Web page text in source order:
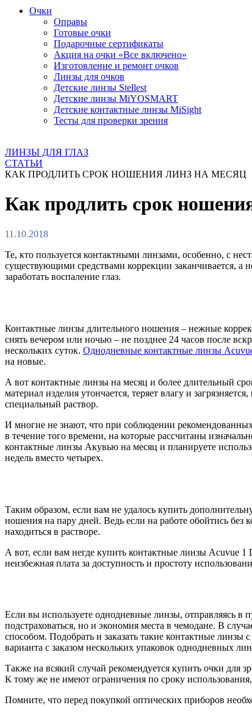
Очки
Оправы
Готовые очки
Подарочные сертификаты
Акция на очки «Все включено»
Изготовление и ремонт очков
Линзы для очков
Детские линзы Stellest
Детские линзы MiYOSMART
Детские контактные линзы MiSight
Тесты для проверки зрения
ЛИНЗЫ ДЛЯ ГЛАЗ
СТАТЬИ
КАК ПРОДЛИТЬ СРОК НОШЕНИЯ ЛИНЗ НА МЕСЯЦ
Как продлить срок
11.10.2018
Те, кто пользуется контактными линзами, особенно, с
существующими средствами коррекции заканчивается, а
заработать воспаление глаз.
Контактные линзы длительного ношения – нежные
снять вечером или ночью – не позднее 24 часов после
нескольких суток. Однодневные контактные линзы
на новые.
А вот контактные линзы на месяц и более длительный
материал изделия утончается, теряет влагу и
специальный раствор.
И многие не знают, что при соблюдении
в течение того времени, на которые рассчитаны
контактные линзы Акувью на месяц и планируете
недель вместо четырех.
Таким образом, если вам не удалось купить
ношения на пару дней. Ведь если на работе обойтись
находиться в растворе.
А вот, если вам негде купить контактные линзы Acuvue
неизбежная плата за доступность и простоту
Если вы используете однодневные линзы, отправляясь в
подстраховаться, но и экономия места в чемодане. В
способом. Подобрать и заказать такие контактные
варианта с заказом нескольких упаковок однодневных
Также на всякий случай рекомендуется купить очки для
К тому же не имеют ограничения по сроку
Помните, что перед покупкой оптических приборов